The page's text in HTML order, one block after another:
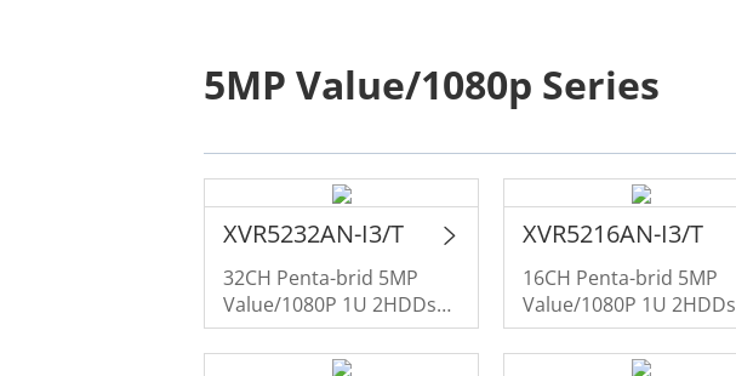
5MP Value/1080p Series
XVR5232AN-I3/T
32CH Penta-brid 5MP
Value/1080P 1U 2HDDs
WizSense Digital Video
Recorder
XVR5216AN-I3/T
16CH Penta-brid 5MP
Value/1080P 1U 2HDDs
WizSense Digital Video
Recorder